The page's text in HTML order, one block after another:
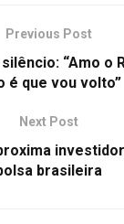
Previous Post
“Amo o
é que vou volto”
Next Post
brasileira